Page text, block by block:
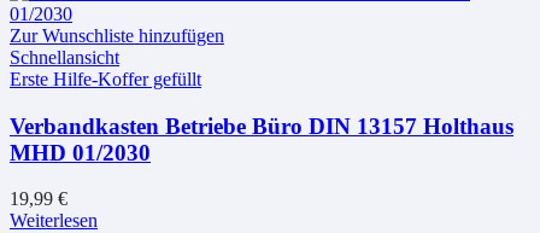
Zur Wunschliste hinzufügen
Schnellansicht
Erste Hilfe-Koffer gefüllt
Verbandkasten Betriebe Büro DIN 13157 Holthaus
MHD 01/2030
19,99 €
Weiterlesen